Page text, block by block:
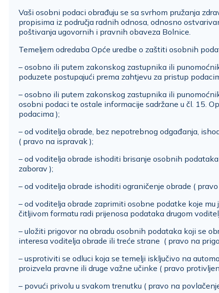
Vaši osobni podaci obrađuju se sa svrhom pružanja
propisima iz područja radnih odnosa, odnosno
poštivanja ugovornih i pravnih obaveza Bolnice.
Temeljem odredaba Opće uredbe o zaštiti osobnih
– osobno ili putem zakonskog zastupnika ili
poduzete postupajući prema zahtjevu za pristup
– osobno ili putem zakonskog zastupnika ili
osobni podaci te ostale informacije sadržane u čl. 15.
podacima );
– od voditelja obrade, bez nepotrebnog odgađanja,
( pravo na ispravak );
– od voditelja obrade ishoditi brisanje osobnih
zaborav );
– od voditelja obrade ishoditi ograničenje obrade (
– od voditelja obrade zaprimiti osobne podatke koje
čitljivom formatu radi prijenosa podataka drugom
– uložiti prigovor na obradu osobnih podataka koji se
interesa voditelja obrade ili treće strane ( pravo na
– usprotiviti se odluci koja se temelji isključivo na
proizvela pravne ili druge važne učinke ( pravo
– povući privolu u svakom trenutku ( pravo na